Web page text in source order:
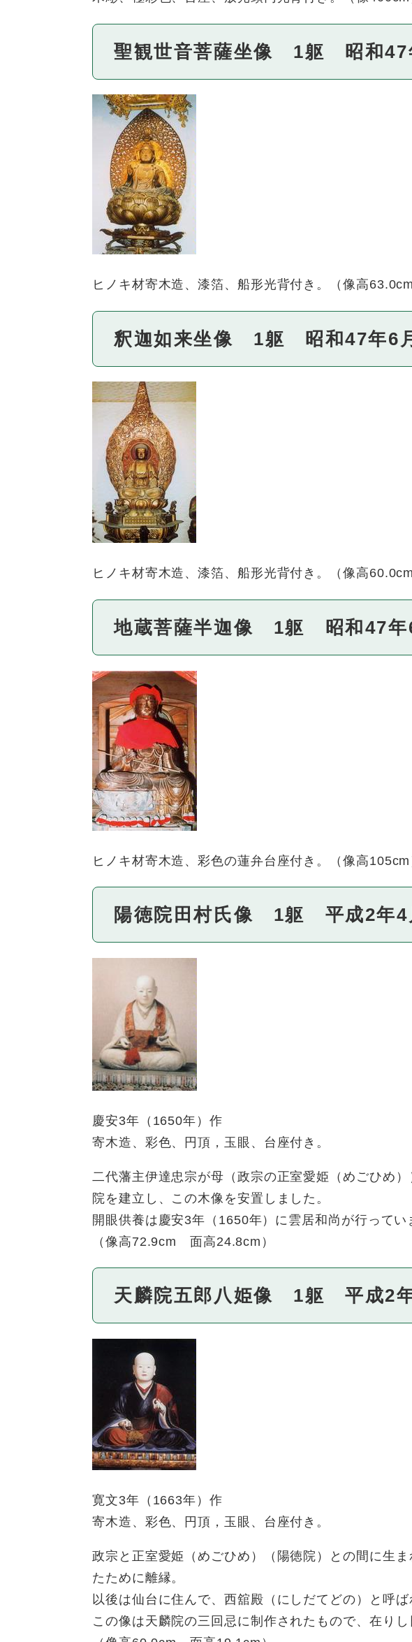
聖観世音菩薩坐像 1躯 昭和47
ヒノキ材寄木造、漆箔、船形光背付き。（像高63.0cm
釈迦如来坐像 1躯 昭和47年6
ヒノキ材寄木造、漆箔、船形光背付き。（像高60.0cm
地蔵菩薩半迦像 1躯 昭和47年
ヒノキ材寄木造、彩色の蓮弁台座付き。（像高105cm
陽徳院田村氏像 1躯 平成2年4
慶安3年（1650年）作
寄木造、彩色、円頂，玉眼、台座付き。
二代藩主伊達忠宗が母（政宗の正室愛姫（めごひめ
院を建立し、この木像を安置しました。
開眼供養は慶安3年（1650年）に雲居和尚が行って
（像高72.9cm 面高24.8cm）
天麟院五郎八姫像 1躯 平成2
寛文3年（1663年）作
寄木造、彩色、円頂，玉眼、台座付き。
政宗と正室愛姫（めごひめ）（陽徳院）との間に生
たために離縁。
以後は仙台に住んで、西舘殿（にしだてどの）と呼
この像は天麟院の三回忌に制作されたもので、在りし